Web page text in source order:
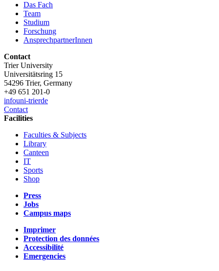
Das Fach
Team
Studium
Forschung
AnsprechpartnerInnen
Contact
Trier University
Universitätsring 15
54296 Trier, Germany
+49 651 201-0
infouni-trierde
Contact
Facilities
Faculties & Subjects
Library
Canteen
IT
Sports
Shop
Press
Jobs
Campus maps
Imprimer
Protection des données
Accessibilité
Emergencies